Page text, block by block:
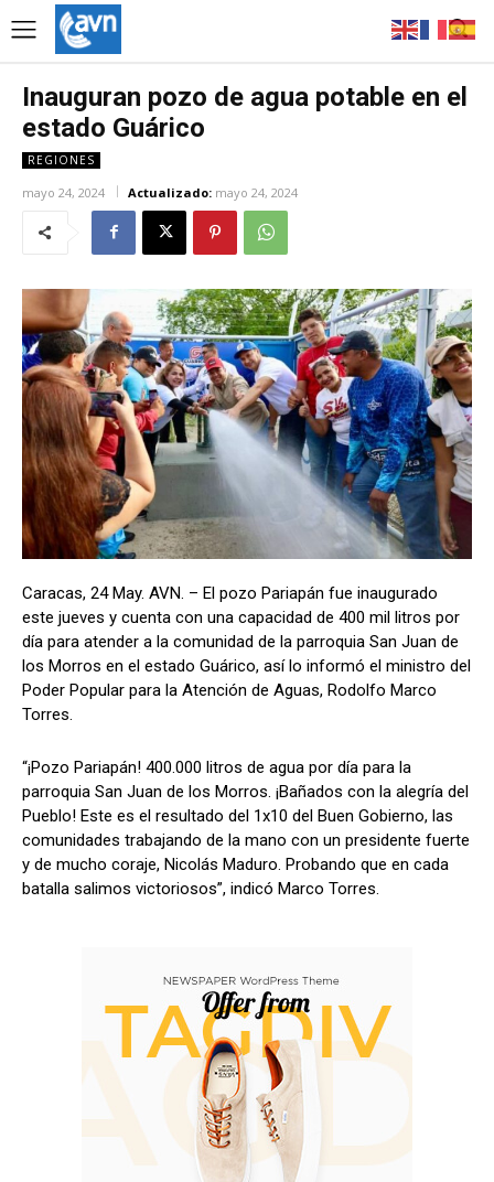
Inauguran pozo de agua potable en el
estado Guárico
REGIONES
mayo 24, 2024 Actualizado: mayo 24, 2024
Caracas, 24 May. AVN. – El pozo Pariapán fue inaugurado
este jueves y cuenta con una capacidad de 400 mil litros por
día para atender a la comunidad de la parroquia San Juan de
los Morros en el estado Guárico, así lo informó el ministro del
Poder Popular para la Atención de Aguas, Rodolfo Marco
Torres.
“¡Pozo Pariapán! 400.000 litros de agua por día para la
parroquia San Juan de los Morros. ¡Bañados con la alegría del
Pueblo! Este es el resultado del 1x10 del Buen Gobierno, las
comunidades trabajando de la mano con un presidente fuerte
y de mucho coraje, Nicolás Maduro. Probando que en cada
batalla salimos victoriosos”, indicó Marco Torres.